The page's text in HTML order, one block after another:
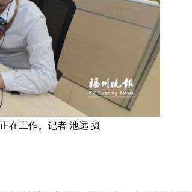
在工作。记者 池远 摄